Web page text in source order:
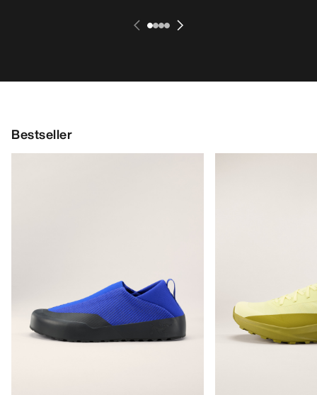
Bestseller